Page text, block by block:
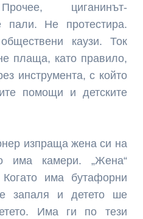
циганинът-
пали. Не протестира.
каузи. Ток
плаща, като правило,
инструмента, с който
помощи и детските
изпраща жена си на
има камери. „Жена“
има бутафорни
запаля и детето ше
Има ги по тези